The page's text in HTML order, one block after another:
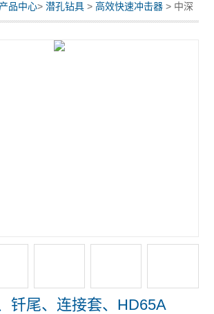
产品中心>潜孔钻具 >高效快速冲击器 > 中深
套、HD65A
钎尾、连接套、HD65A